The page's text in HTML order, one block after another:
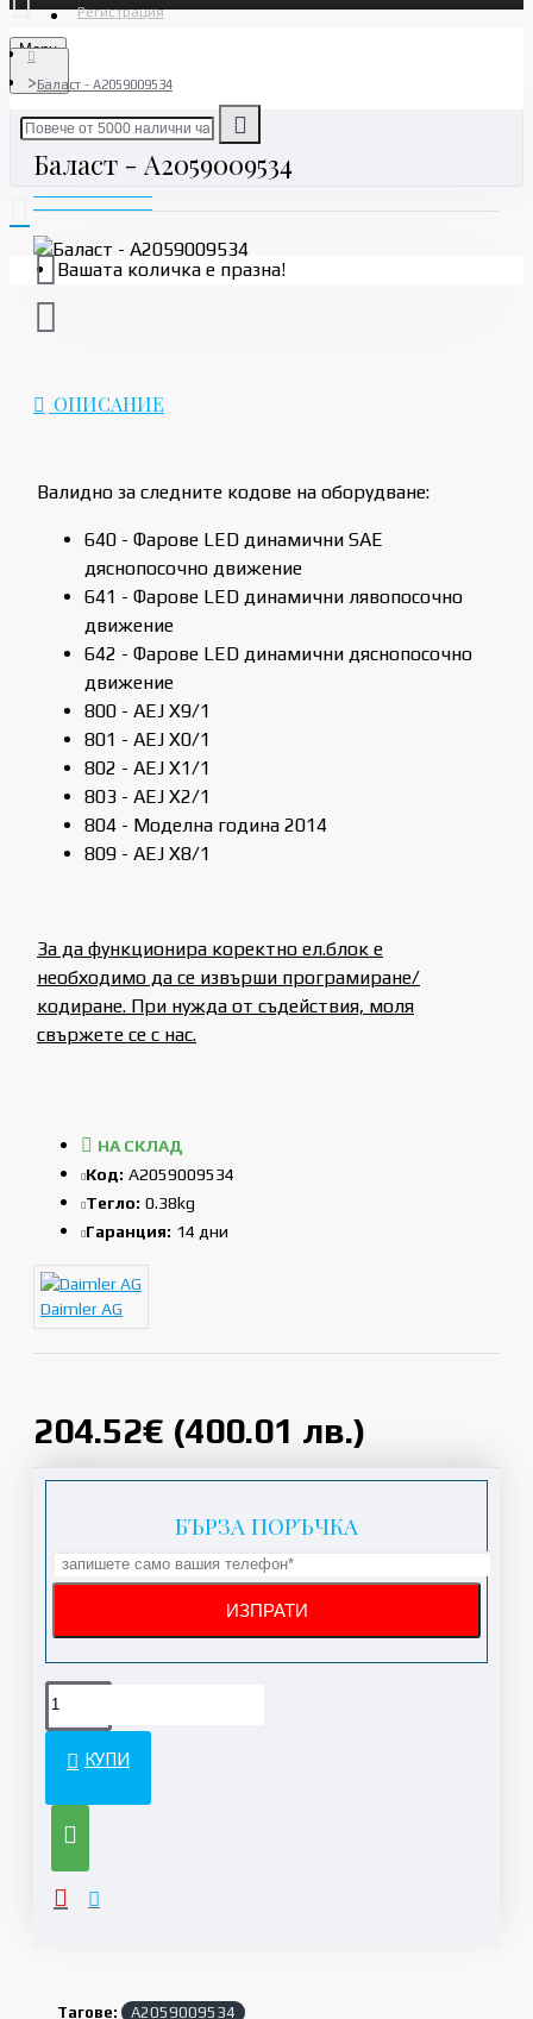
Регистрация
Menu
Вашата количка е празна!
Баласт - A2059009534
Баласт - A2059009534
ОПИСАНИЕ
Валидно за следните кодове на оборудване:
640 - Фарове LED динамични SAE
дяснопосочно движение
641 - Фарове LED динамични лявопосочно
движение
642 - Фарове LED динамични дяснопосочно
движение
800 - AEJ X9/1
801 - AEJ X0/1
802 - AEJ X1/1
803 - AEJ X2/1
804 - Моделна година 2014
809 - AEJ X8/1
За да функционира коректно ел.блок е
необходимо да се извърши програмиране/
кодиране. При нужда от съдействия, моля
свържете се с нас.
204.52€ (400.01 лв.)
НА СКЛАД
Код: A2059009534
Тегло: 0.38kg
Гаранция: 14 дни
Daimler AG
БЪРЗА ПОРЪЧКА
КУПИ
Тагове: A2059009534